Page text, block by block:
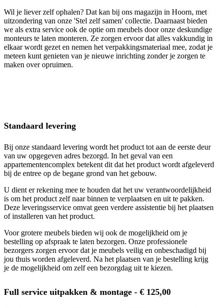
Wil je liever zelf ophalen? Dat kan bij ons magazijn in Hoorn, met
uitzondering van onze 'Stel zelf samen' collectie. Daarnaast bieden
we als extra service ook de optie om meubels door onze deskundige
monteurs te laten monteren. Ze zorgen ervoor dat alles vakkundig in
elkaar wordt gezet en nemen het verpakkingsmateriaal mee, zodat je
meteen kunt genieten van je nieuwe inrichting zonder je zorgen te
maken over opruimen.
Standaard levering
Bij onze standaard levering wordt het product tot aan de eerste deur
van uw opgegeven adres bezorgd. In het geval van een
appartementencomplex betekent dit dat het product wordt afgeleverd
bij de entree op de begane grond van het gebouw.
U dient er rekening mee te houden dat het uw verantwoordelijkheid
is om het product zelf naar binnen te verplaatsen en uit te pakken.
Deze leveringsservice omvat geen verdere assistentie bij het plaatsen
of installeren van het product.
Voor grotere meubels bieden wij ook de mogelijkheid om je
bestelling op afspraak te laten bezorgen. Onze professionele
bezorgers zorgen ervoor dat je meubels veilig en onbeschadigd bij
jou thuis worden afgeleverd. Na het plaatsen van je bestelling krijg
je de mogelijkheid om zelf een bezorgdag uit te kiezen.
Full service uitpakken & montage - € 125,00